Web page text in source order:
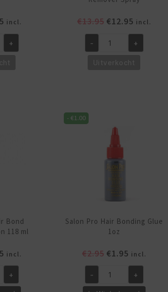
Huidige
prijs
is:
incl.
+
€13.95 Oorspronkelijke
was:
€12.95Huidige
prijs
is:
incl.
aantal
- +
Bond
118 ml
Huidige
prijs
is:
€4.95.
incl.
+
- €1.00
Salon Pro Hair Bonding Glue
1oz
€2.95 Oorspronkelijke
was:
€2.95.
€1.95Huidige
prijs
is:
€1.95.
incl.
- +